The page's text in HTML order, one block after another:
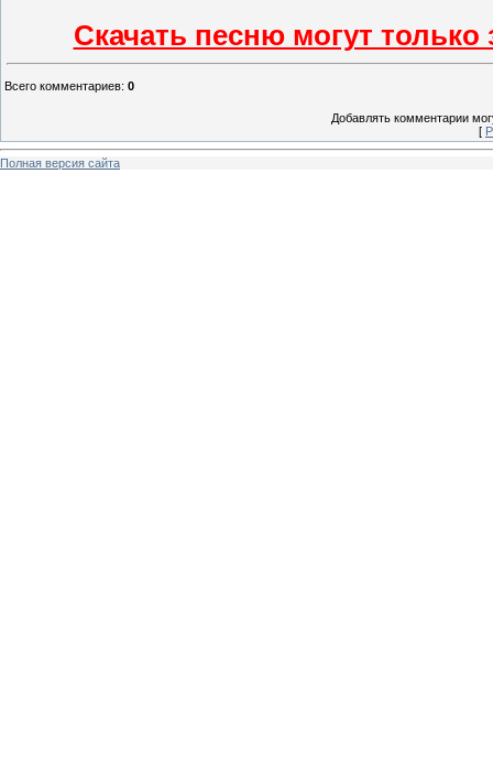
Скачать песню могут
Всего комментариев: 0
Добавлять комментарии
[
Полная версия сайта